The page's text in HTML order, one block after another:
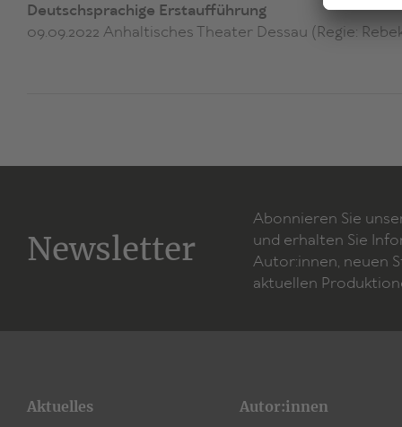
Deutschsprachige Erstaufführung
09.09.2022 Anhaltisches Theater Dessau (Regie:
Newsletter
Abonnieren Sie
und erhalten Sie
Autor:innen, neuen
aktuellen
Aktuelles Autor:innen